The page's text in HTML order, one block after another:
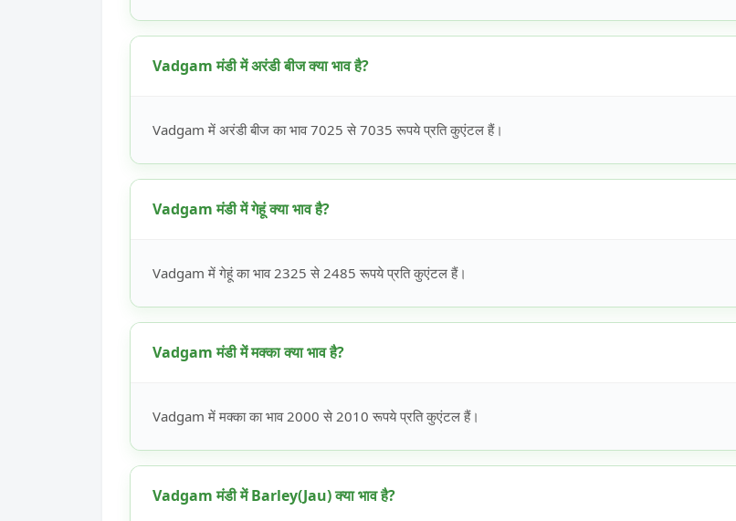
Vadgam मंडी में अरंडी बीज क्या भाव है?
Vadgam में अरंडी बीज का भाव 7025 से 7035 रूपये प्रति कुएंटल हैं।
Vadgam मंडी में गेहूं क्या भाव है?
Vadgam में गेहूं का भाव 2325 से 2485 रूपये प्रति कुएंटल हैं।
Vadgam मंडी में मक्का क्या भाव है?
Vadgam में मक्का का भाव 2000 से 2010 रूपये प्रति कुएंटल हैं।
Vadgam मंडी में Barley(Jau) क्या भाव है?